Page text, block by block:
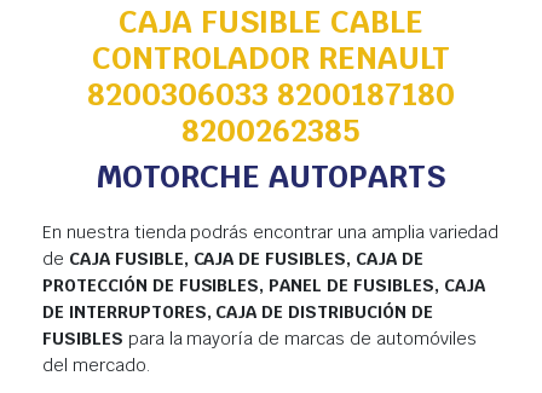
CAJA FUSIBLE CABLE
CONTROLADOR RENAULT
8200306033 8200187180
8200262385
MOTORCHE AUTOPARTS
En nuestra tienda podrás encontrar una amplia variedad
de CAJA FUSIBLE, CAJA DE FUSIBLES, CAJA DE
PROTECCIÓN DE FUSIBLES, PANEL DE FUSIBLES, CAJA
DE INTERRUPTORES, CAJA DE DISTRIBUCIÓN DE
FUSIBLES para la mayoría de marcas de automóviles
del mercado.